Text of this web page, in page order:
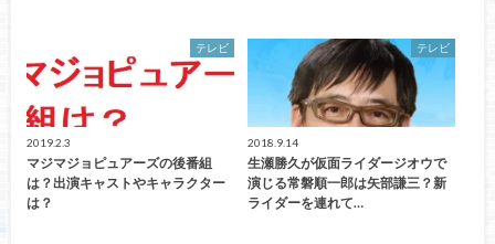
テレビ
2019.2.3
マジマジョピュアーズの後番組
は？出演キャストやキャラクター
は？
テレビ
2018.9.14
生瀬勝久が仮面ライダージオウで
演じる常磐順一郎は矢部謙三？新
ライダーを連れて…